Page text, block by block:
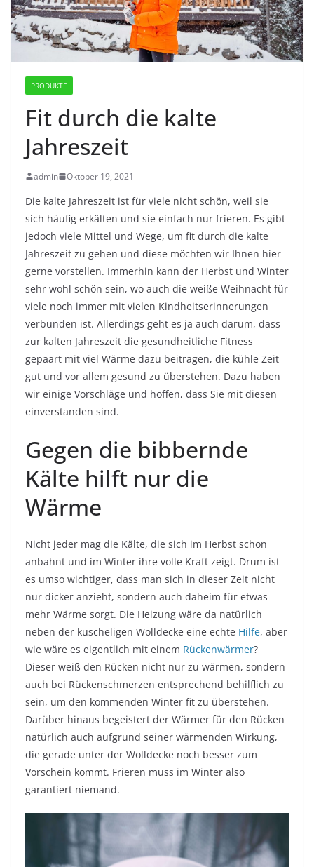
PRODUKTE
Fit durch die kalte
Jahreszeit
admin Oktober 19, 2021
Die kalte Jahreszeit ist für viele nicht schön, weil sie
sich häufig erkälten und sie einfach nur frieren. Es gibt
jedoch viele Mittel und Wege, um fit durch die kalte
Jahreszeit zu gehen und diese möchten wir Ihnen hier
gerne vorstellen. Immerhin kann der Herbst und Winter
sehr wohl schön sein, wo auch die weiße Weihnacht für
viele noch immer mit vielen Kindheitserinnerungen
verbunden ist. Allerdings geht es ja auch darum, dass
zur kalten Jahreszeit die gesundheitliche Fitness
gepaart mit viel Wärme dazu beitragen, die kühle Zeit
gut und vor allem gesund zu überstehen. Dazu haben
wir einige Vorschläge und hoffen, dass Sie mit diesen
einverstanden sind.
Gegen die bibbernde
Kälte hilft nur die
Wärme
Nicht jeder mag die Kälte, die sich im Herbst schon
anbahnt und im Winter ihre volle Kraft zeigt. Drum ist
es umso wichtiger, dass man sich in dieser Zeit nicht
nur dicker anzieht, sondern auch daheim für etwas
mehr Wärme sorgt. Die Heizung wäre da natürlich
neben der kuscheligen Wolldecke eine echte Hilfe, aber
wie wäre es eigentlich mit einem Rückenwärmer?
Dieser weiß den Rücken nicht nur zu wärmen, sondern
auch bei Rückenschmerzen entsprechend behilflich zu
sein, um den kommenden Winter fit zu überstehen.
Darüber hinaus begeistert der Wärmer für den Rücken
natürlich auch aufgrund seiner wärmenden Wirkung,
die gerade unter der Wolldecke noch besser zum
Vorschein kommt. Frieren muss im Winter also
garantiert niemand.